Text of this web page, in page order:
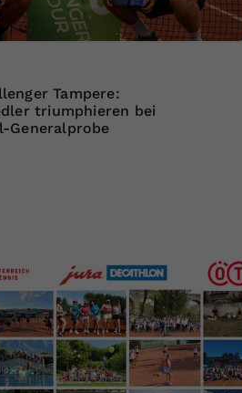
Tampere:
triumphieren bei
Generalprobe